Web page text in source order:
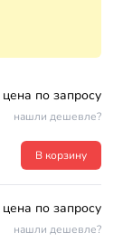
цена по запросу
нашли дешевле?
В корзину
цена по запросу
нашли дешевле?